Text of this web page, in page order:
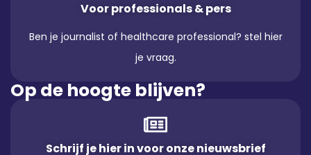
Voor professionals & pers
Ben je journalist of healthcare professional? stel hier
je vraag.
Op de hoogte blijven?
Schrijf je hier in voor onze nieuwsbrief